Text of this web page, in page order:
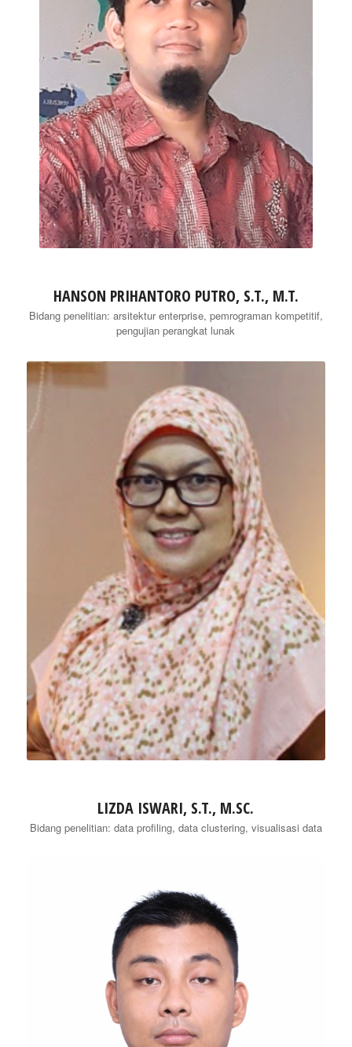
HANSON PRIHANTORO PUTRO, S.T., M.T.
Bidang penelitian: arsitektur enterprise, pemrograman kompetitif,
pengujian perangkat lunak
LIZDA ISWARI, S.T., M.SC.
Bidang penelitian: data profiling, data clustering, visualisasi data